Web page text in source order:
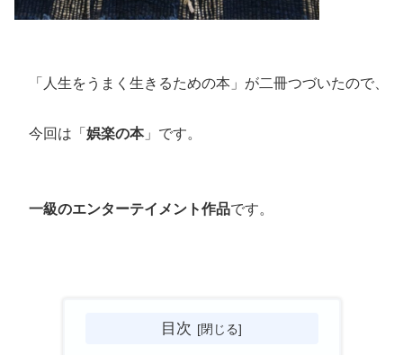
「人生をうまく生きるための本」が二冊つづいたので、
今回は「 娯楽の本」です。
一級のエンターテイメント作品です。
目次